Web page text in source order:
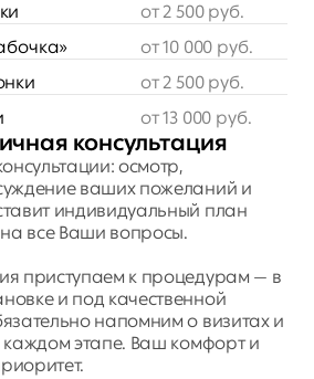
от 2 500 руб.
от 10 000 руб.
от 2 500 руб.
от 13 000 руб.
консультация
осмотр,
ваших пожеланий и
индивидуальный план
на все Ваши вопросы.
приступаем к процедурам — в
и под качественной
напомним о визитах и
каждом этапе. Ваш комфорт и